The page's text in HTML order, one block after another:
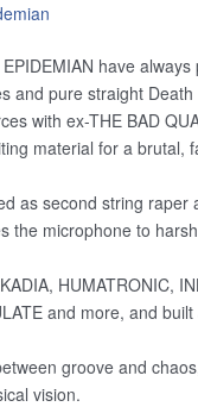
have
and pure straight Death
with ex-THE BAD
material for a brutal,
as second string raper
the microphone to
HUMATRONIC,
and more, and
groove and
vision.